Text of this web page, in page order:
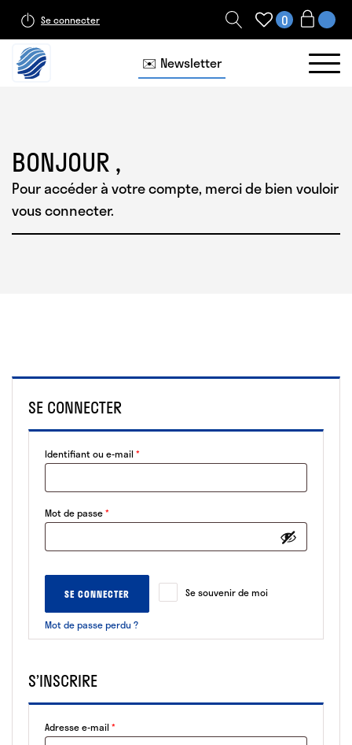
Se connecter 0
✉️ Newsletter
BONJOUR,
Pour accéder à votre compte, merci de bien vouloir
vous connecter.
SE CONNECTER
Identifiant ou e-mail *Obligatoire
Mot de passe*Obligatoire
Se souvenir de moi
SE CONNECTER
Mot de passe perdu ?
S’INSCRIRE
Adresse e-mail *Obligatoire